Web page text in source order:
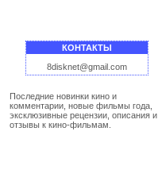
КОНТАКТЫ
8disknet@gmail.com
Последние новинки кино и
комментарии, новые фильмы года,
эксклюзивные рецензии, описания и
отзывы к кино-фильмам.